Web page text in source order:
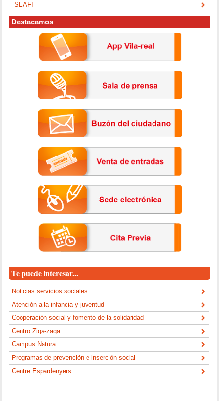
SEAFI
Destacamos
Te puede interesar...
Noticias servicios sociales
Atención a la infancia y juventud
Cooperación social y fomento de la solidaridad
Centro Ziga-zaga
Campus Natura
Programas de prevención e inserción social
Centre Espardenyers